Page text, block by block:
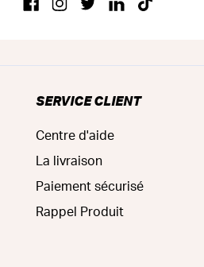
SERVICE CLIENT
Centre d'aide
La livraison
Paiement sécurisé
Rappel Produit